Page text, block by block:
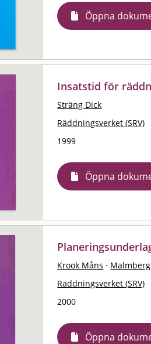
Öppna
Insatstid för
Sträng Dick
Räddningsverket (SRV)
1999
Öppna
Krook Måns ·
Räddningsverket (SRV)
2000
Öppna